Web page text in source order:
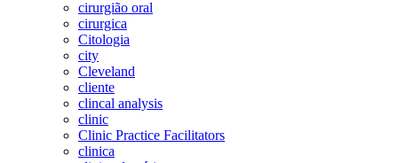
cirurgião oral
cirurgica
Citologia
city
Cleveland
cliente
clincal analysis
clinic
Clinic Practice Facilitators
clinica